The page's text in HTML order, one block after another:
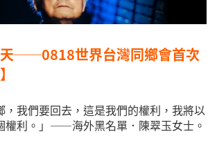
天──0818世界台灣同鄉會首次
，我們要回去，這是我們的權利，我將以
權利。」——海外黑名單．陳翠玉女士。